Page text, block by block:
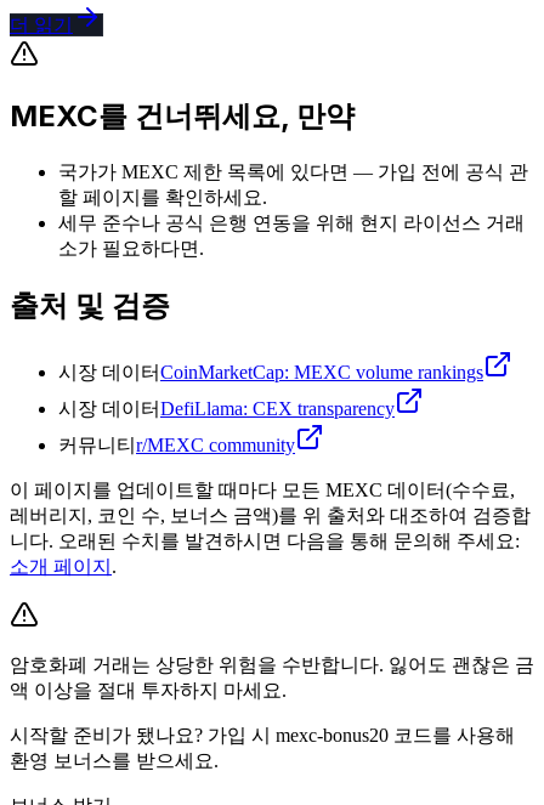
더 읽기
MEXC를 건너뛰세요, 만약
국가가 MEXC 제한 목록에 있다면 — 가입 전에 공식 관
할 페이지를 확인하세요.
세무 준수나 공식 은행 연동을 위해 현지 라이선스 거래
소가 필요하다면.
출처 및 검증
시장 데이터CoinMarketCap: MEXC volume rankings
시장 데이터DefiLlama: CEX transparency
커뮤니티 r/MEXC community
이 페이지를 업데이트할 때마다 모든 MEXC 데이터(수수료,
레버리지, 코인 수, 보너스 금액)를 위 출처와 대조하여 검증합
니다. 오래된 수치를 발견하시면 다음을 통해 문의해 주세요:
소개 페이지 .
암호화폐 거래는 상당한 위험을 수반합니다. 잃어도 괜찮은 금
액 이상을 절대 투자하지 마세요.
시작할 준비가 됐나요? 가입 시 mexc-bonus20 코드를 사용해
환영 보너스를 받으세요.